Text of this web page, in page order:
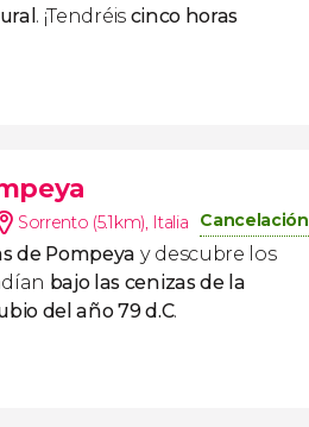
. ¡Tendréis cinco horas
Sorrento (5.1km), Italia
de Pompeya y descubre los
bajo las cenizas de la
del año 79 d.C.